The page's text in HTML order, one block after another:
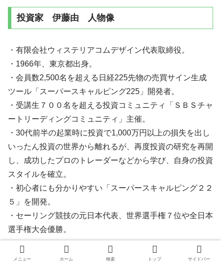
投資家 伊藤由 人物像
・有限会社ウィステリアコムデザイン代表取締役。
・1966年、東京都出身。
・会員数2,500名を超える日経225先物の売買サイン生成
ツール「スーパースキャルピング225」開発者。
・受講生７００名を超える投資コミュニティ「ＳＢＳチャ
ートリーディングコミュニティ」主催。
・30代前半の起業時に投資で1,000万円以上の損失を出し
いったん投資の世界から離れるが、再度投資の研究を再開
し、成功したプロのトレーダーなどから学び、自身の投資
スタイルを確立。
・初心者にも分かりやすい「スーパースキャルピング２２
５」を開発。
・セーリング競技の元日本代表、世界選手権７位や全日本
選手権大会優勝。
メニュー ホーム 検索 トップ サイドバー